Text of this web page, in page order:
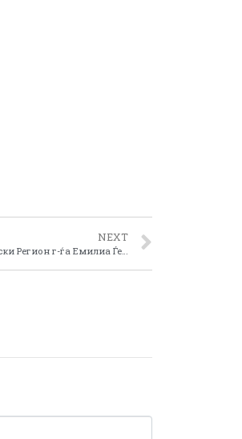
NEXT
Директорката на Центарот за Развој на Пелагонискиот Плански Регион г-ѓа Емилиа Ѓероска заедно со Директорката на Зоолошката градина Скопје г-ѓа Татјана Стаменов, потпишаа Меморандум за соработка